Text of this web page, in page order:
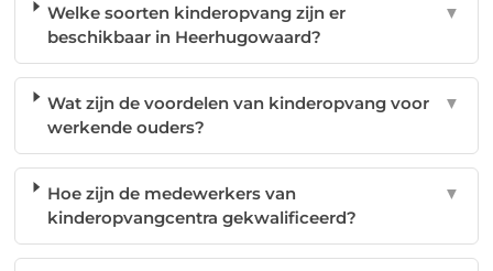
Welke soorten kinderopvang zijn er
beschikbaar in Heerhugowaard?
▼
Wat zijn de voordelen van kinderopvang voor
werkende ouders?
▼
Hoe zijn de medewerkers van
kinderopvangcentra gekwalificeerd?
▼